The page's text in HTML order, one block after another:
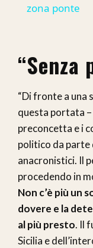
zona ponte
“Senza
“Di fronte a una
questa portata –
preconcetta e i
politico da parte
anacronistici. Il
procedendo in
Non c’è più un
dovere e la
al più presto. Il
Sicilia e